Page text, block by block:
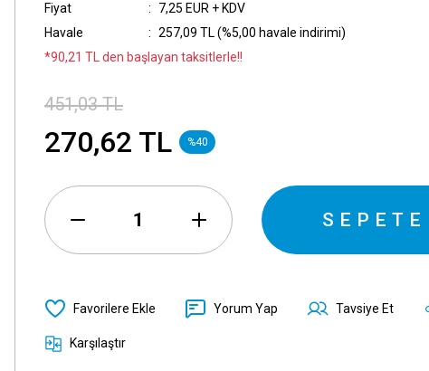
Fiyat
7,25 EUR + KDV
Havale
257,09 TL (%5,00 havale indirimi)
*90,21 TL den başlayan taksitlerle!!
451,03 TL
270,62 TL %40
Yorum Yap Tavsiye Et
Karşılaştır